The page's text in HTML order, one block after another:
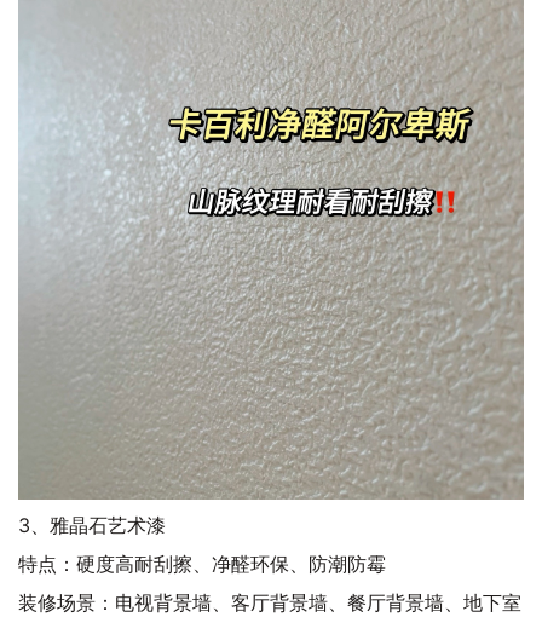
3、雅晶石艺术漆
特点：硬度高耐刮擦、净醛环保、防潮防霉
装修场景：电视背景墙、客厅背景墙、餐厅背景墙、地下室